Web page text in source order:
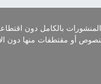
بالكامل دون
أو مقتطفات منها دون